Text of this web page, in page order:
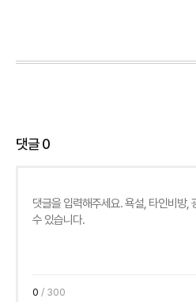
댓글0
0 / 300